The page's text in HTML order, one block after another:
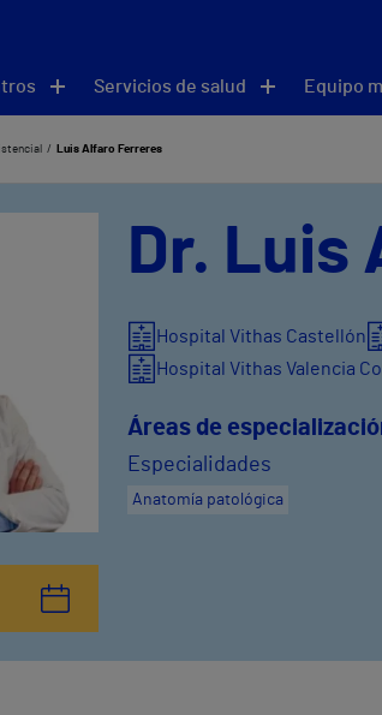
Servicios de salud Equipo
Luis Alfaro Ferreres
Dr. Luis
Hospital Vithas Castellón
Hospital Vithas Valencia
Áreas de
Especialidades
Anatomía patológica